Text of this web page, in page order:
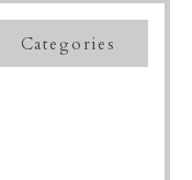
Categories